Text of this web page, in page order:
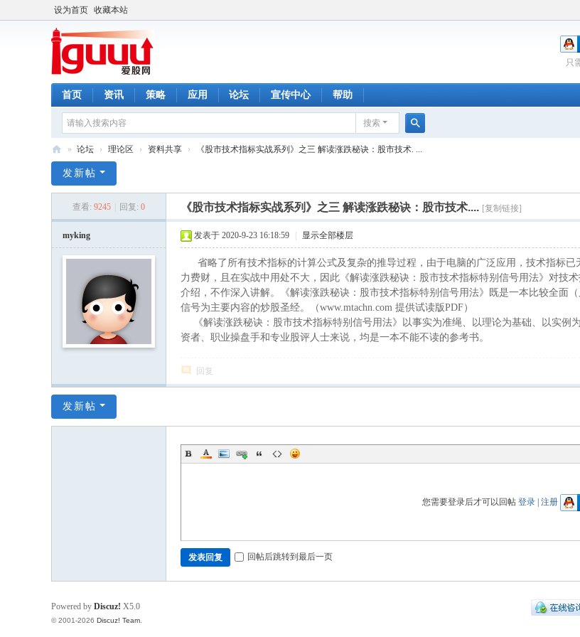
设为首页 收藏本站
只
首页 资讯 策略 应用 论坛 宣传中心 帮助
搜索
股
» 论坛 › 理论区 › 资料共享 › 《股市技术指标实战系列》之三 解读涨跌秘诀：股市技术. ...
发新帖
查看: 9245 回复: 0 《股市技术指标实战系列》之三 解读涨跌秘诀：股市技术.... [复制链接]
myking 发表于 2020-9-23 16:18:59 显示全部楼层
省略了所有技术指标的计算公式及复杂的推导过程，由于电脑的广泛应用，技术指标已
力费财，且在实战中用处不大，因此《解读涨跌秘诀：股市技术指标特别信号用法》对技
介绍，不作深入讲解。《解读涨跌秘诀：股市技术指标特别信号用法》既是一本比较全面
信号为主要内容的炒股圣经。（www.mtachn.com 提供试读版PDF）
《解读涨跌秘诀：股市技术指标特别信号用法》以事实为准绳、以理论为基础、以实例
资者、职业操盘手和专业股评人士来说，均是一本不能不读的参考书。
回复
发新帖
您需要登录后才可以回帖 登录| 注册
发表回复 回帖后跳转到最后一页
Powered by Discuz! X5.0
© 2001-2026 Discuz! Team